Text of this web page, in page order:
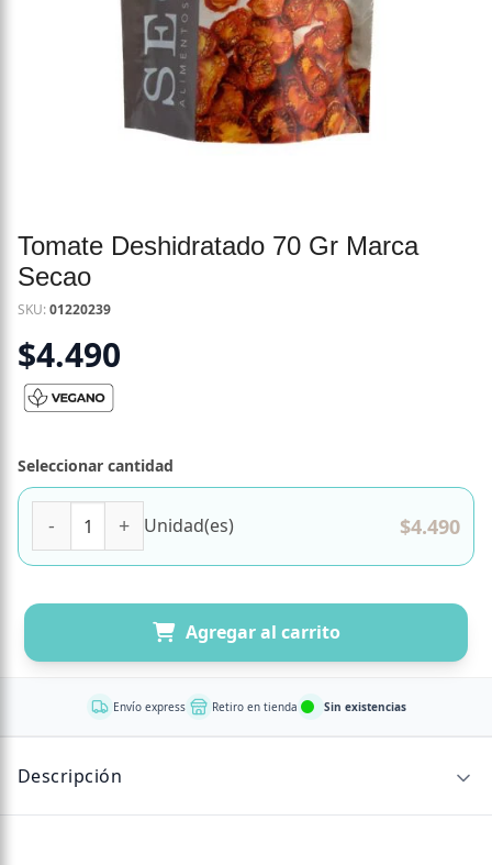
Tomate Deshidratado 70 Gr Marca
Secao
SKU:01220239
$4.490
Seleccionar cantidad
Unidad(es) $4.490
Agregar al carrito
Envío express Retiro en tienda Sin existencias
Descripción